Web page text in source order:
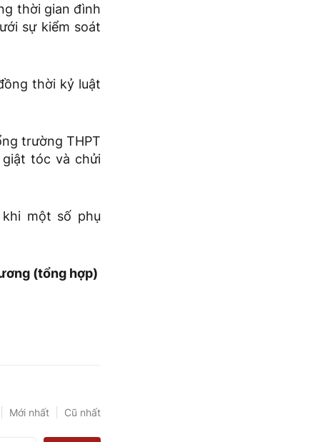
thời gian đình
sự kiểm soát
thời kỷ luật
trường THPT
giật tóc và chửi
một số phụ
(tổng hợp)
Mới nhất Cũ nhất